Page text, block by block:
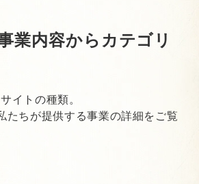
業内容から カテゴリ
イトの種類。
たちが提供する事業の詳細をご覧